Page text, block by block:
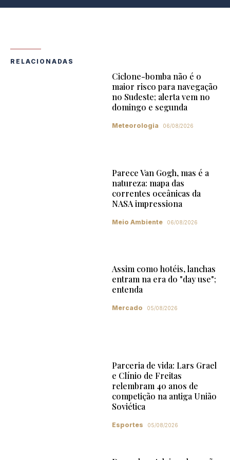
RELACIONADAS
Ciclone-bomba não é o
maior risco para navegação
no Sudeste; alerta vem no
domingo e segunda
Meteorologia 06/08/2026
Parece Van Gogh, mas é a
natureza: mapa das
correntes oceânicas da
NASA impressiona
Meio Ambiente 06/08/2026
Assim como hotéis, lanchas
entram na era do "day use";
entenda
Mercado 05/08/2026
Parceria de vida: Lars Grael
e Clínio de Freitas
relembram 40 anos de
competição na antiga União
Soviética
Esportes 05/08/2026